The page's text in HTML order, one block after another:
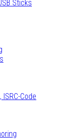
Sticks
ISRC-Code